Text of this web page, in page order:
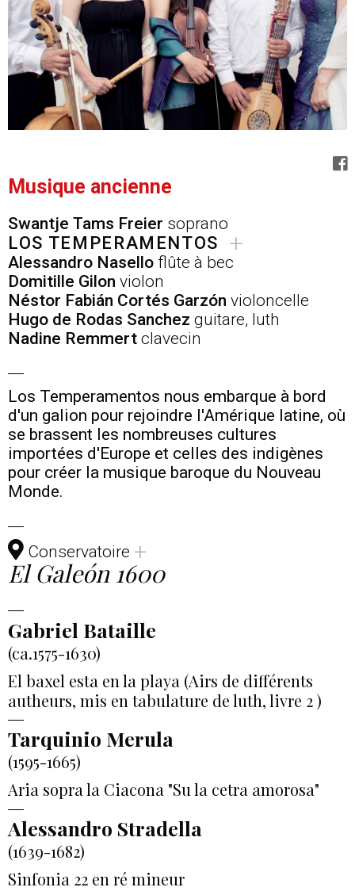
Musique ancienne
Swantje Tams Freier soprano
LOS TEMPERAMENTOS +
Alessandro Nasello flûte à bec
Domitille Gilon violon
Néstor Fabián Cortés Garzón violoncelle
Hugo de Rodas Sanchez guitare, luth
Nadine Remmert clavecin
Los Temperamentos nous embarque à bord
d'un galion pour rejoindre l'Amérique latine, où
se brassent les nombreuses cultures
importées d'Europe et celles des indigènes
pour créer la musique baroque du Nouveau
Monde.
Conservatoire +
El Galeón 1600
Gabriel Bataille
(ca.1575-1630)
El baxel esta en la playa (Airs de différents
autheurs, mis en tabulature de luth, livre 2 )
Tarquinio Merula
(1595-1665)
Aria sopra la Ciacona "Su la cetra amorosa"
Alessandro Stradella
(1639-1682)
Sinfonia 22 en ré mineur